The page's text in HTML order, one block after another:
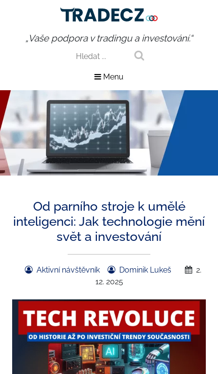
„Vaše podpora v tradingu a investování.“
Menu
Od parního stroje k umělé
inteligenci: Jak technologie mění
svět a investování
Aktivní návštěvník Dominik Lukeš
2.
12. 2025